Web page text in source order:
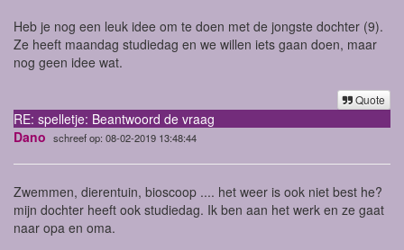
Heb je nog een leuk idee om te doen met de jongste dochter (9).
Ze heeft maandag studiedag en we willen iets gaan doen, maar
nog geen idee wat.
Quote
RE: spelletje: Beantwoord de vraag
Dano schreef op: 08-02-2019 13:48:44
Zwemmen, dierentuin, bioscoop .... het weer is ook niet best he?
mijn dochter heeft ook studiedag. Ik ben aan het werk en ze gaat
naar opa en oma.